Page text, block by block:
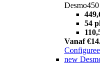
54
Vanaf
new